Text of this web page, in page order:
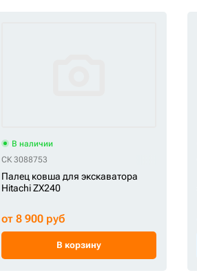
В наличии
СК 3088753
Палец ковша для экскаватора
Hitachi ZX240
от 8 900 руб
В корзину